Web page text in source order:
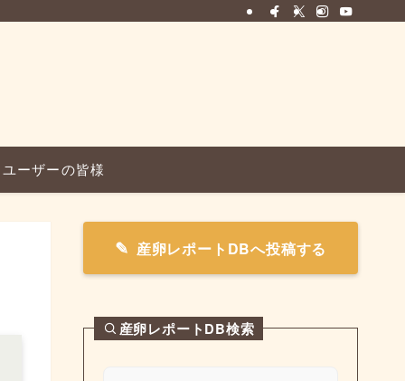
ユーザーの皆様
産卵レポートDBへ投稿する
産卵レポートDB検索